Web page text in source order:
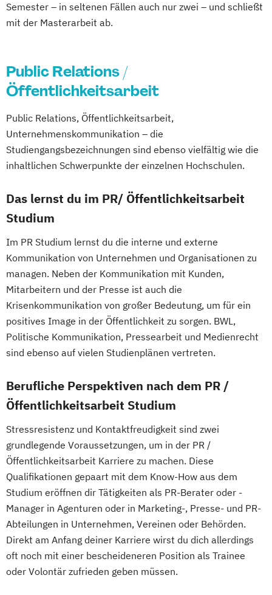
Semester – in seltenen Fällen auch nur zwei – und schließt
mit der Masterarbeit ab.
Public Relations /
Öffentlichkeitsarbeit
Public Relations, Öffentlichkeitsarbeit,
Unternehmenskommunikation – die
Studiengangsbezeichnungen sind ebenso vielfältig wie die
inhaltlichen Schwerpunkte der einzelnen Hochschulen.
Das lernst du im PR/ Öffentlichkeitsarbeit
Studium
Im PR Studium lernst du die interne und externe
Kommunikation von Unternehmen und Organisationen zu
managen. Neben der Kommunikation mit Kunden,
Mitarbeitern und der Presse ist auch die
Krisenkommunikation von großer Bedeutung, um für ein
positives Image in der Öffentlichkeit zu sorgen. BWL,
Politische Kommunikation, Pressearbeit und Medienrecht
sind ebenso auf vielen Studienplänen vertreten.
Berufliche Perspektiven nach dem PR /
Öffentlichkeitsarbeit Studium
Stressresistenz und Kontaktfreudigkeit sind zwei
grundlegende Voraussetzungen, um in der PR /
Öffentlichkeitsarbeit Karriere zu machen. Diese
Qualifikationen gepaart mit dem Know-How aus dem
Studium eröffnen dir Tätigkeiten als PR-Berater oder -
Manager in Agenturen oder in Marketing-, Presse- und PR-
Abteilungen in Unternehmen, Vereinen oder Behörden.
Direkt am Anfang deiner Karriere wirst du dich allerdings
oft noch mit einer bescheideneren Position als Trainee
oder Volontär zufrieden geben müssen.